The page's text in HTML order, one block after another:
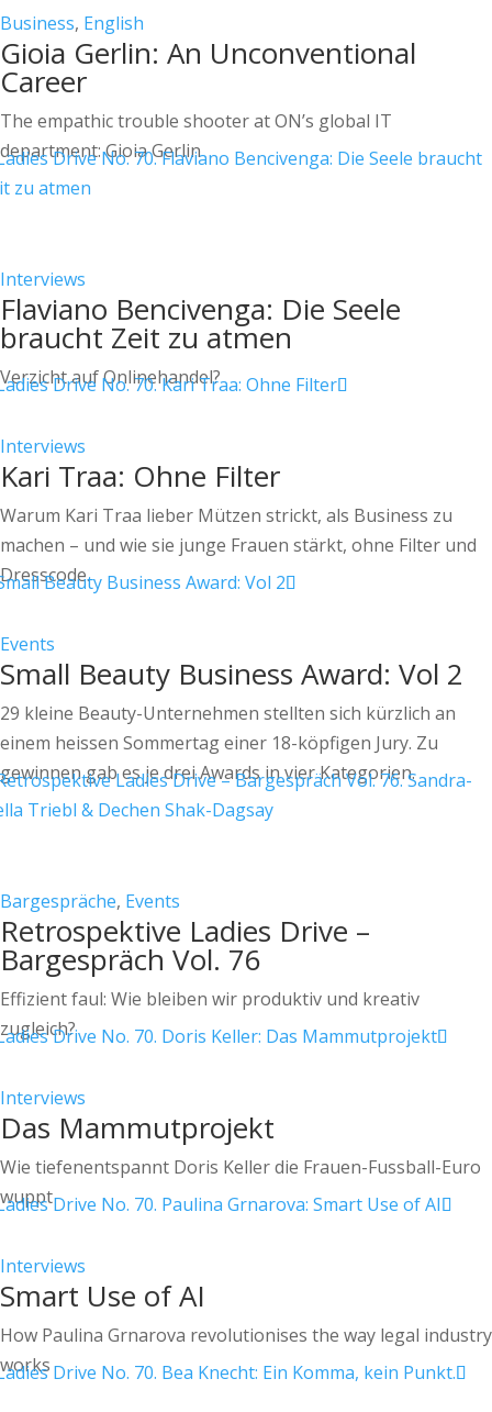
Business, English
Gioia Gerlin: An Unconventional
Career
The empathic trouble shooter at ON’s global IT
department: Gioia Gerlin
Interviews
Flaviano Bencivenga: Die Seele
braucht Zeit zu atmen
Verzicht auf Onlinehandel?
Interviews
Kari Traa: Ohne Filter
Warum Kari Traa lieber Mützen strickt, als Business zu
machen – und wie sie junge Frauen stärkt, ohne Filter und
Dresscode.
Events
Small Beauty Business Award: Vol 2
29 kleine Beauty-Unternehmen stellten sich kürzlich an
einem heissen Sommertag einer 18-köpfigen Jury. Zu
gewinnen gab es je drei Awards in vier Kategorien.
Bargespräche, Events
Retrospektive Ladies Drive –
Bargespräch Vol. 76
Effizient faul: Wie bleiben wir produktiv und kreativ
zugleich?
Interviews
Das Mammutprojekt
Wie tiefenentspannt Doris Keller die Frauen-Fussball-Euro
wuppt
Interviews
Smart Use of AI
How Paulina Grnarova revolutionises the way legal industry
works